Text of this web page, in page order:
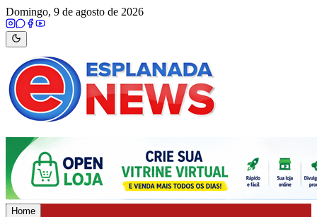
Domingo, 9 de agosto de 2026
Home